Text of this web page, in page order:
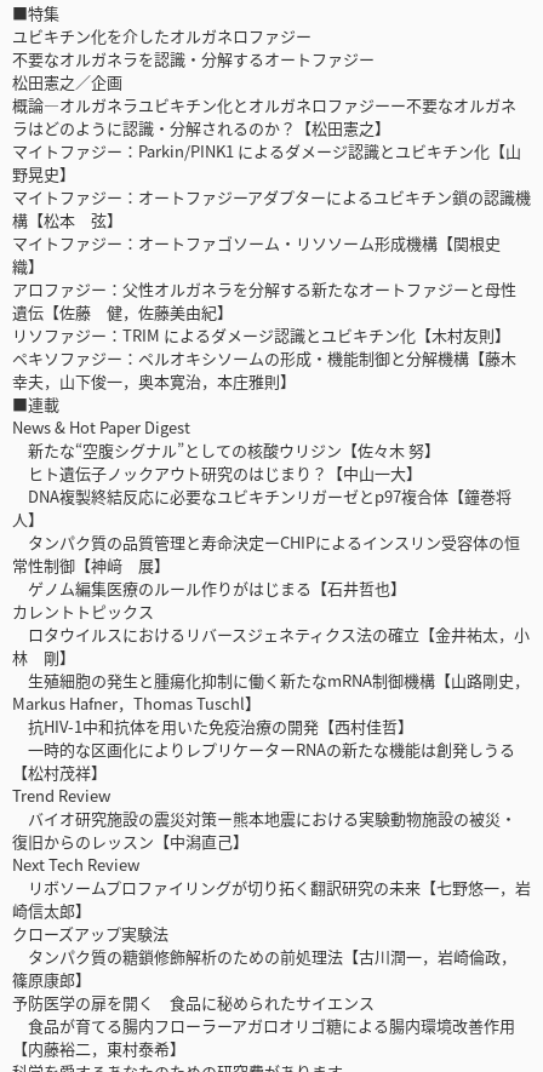
■特集
ユビキチン化を介したオルガネロファジー
不要なオルガネラを認識・分解するオートファジー
松田憲之／企画
概論―オルガネラユビキチン化とオルガネロファジーー不要なオルガネ
ラはどのように認識・分解されるのか？【松田憲之】
マイトファジー：Parkin/PINK1 によるダメージ認識とユビキチン化【山
野晃史】
マイトファジー：オートファジーアダプターによるユビキチン鎖の認識機
構【松本 弦】
マイトファジー：オートファゴソーム・リソソーム形成機構【関根史
織】
アロファジー：父性オルガネラを分解する新たなオートファジーと母性
遺伝【佐藤 健，佐藤美由紀】
リソファジー：TRIM によるダメージ認識とユビキチン化【木村友則】
ペキソファジー：ペルオキシソームの形成・機能制御と分解機構【藤木
幸夫，山下俊一，奥本寛治，本庄雅則】
■連載
News & Hot Paper Digest
新たな“空腹シグナル”としての核酸ウリジン【佐々木 努】
ヒト遺伝子ノックアウト研究のはじまり？【中山一大】
DNA複製終結反応に必要なユビキチンリガーゼとp97複合体【鐘巻将
人】
タンパク質の品質管理と寿命決定ーCHIPによるインスリン受容体の恒
常性制御【神﨑 展】
ゲノム編集医療のルール作りがはじまる【石井哲也】
カレントトピックス
ロタウイルスにおけるリバースジェネティクス法の確立【金井祐太，小
林 剛】
生殖細胞の発生と腫瘍化抑制に働く新たなmRNA制御機構【山路剛史，
Markus Hafner，Thomas Tuschl】
抗HIV-1中和抗体を用いた免疫治療の開発【西村佳哲】
一時的な区画化によりレプリケーターRNAの新たな機能は創発しうる
【松村茂祥】
Trend Review
バイオ研究施設の震災対策ー熊本地震における実験動物施設の被災・
復旧からのレッスン【中潟直己】
Next Tech Review
リボソームプロファイリングが切り拓く翻訳研究の未来【七野悠一，岩
崎信太郎】
クローズアップ実験法
タンパク質の糖鎖修飾解析のための前処理法【古川潤一，岩崎倫政，
篠原康郎】
予防医学の扉を開く 食品に秘められたサイエンス
食品が育てる腸内フローラーアガロオリゴ糖による腸内環境改善作用
【内藤裕二，東村泰希】